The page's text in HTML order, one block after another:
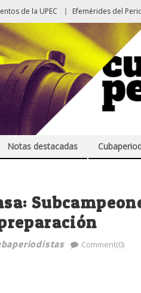
de la UPEC Efemérides del
Notas destacadas
Comment(0)